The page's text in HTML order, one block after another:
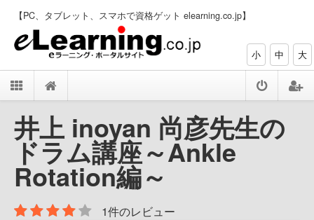
【PC、タブレット、スマホで資格ゲット elearning.co.jp】
小 中 大
井上 inoyan 尚彦先生の
ドラム講座～Ankle
Rotation編～
1件のレビュー